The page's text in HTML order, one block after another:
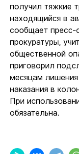
получил тяжкие
находящийся в
сообщает
прокуратуры,
общественной
приговорил
месяцам
наказания в
При
обязательна.